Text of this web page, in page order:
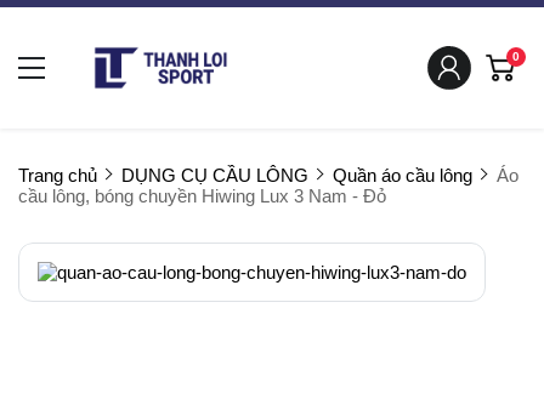
0
Trang chủ DỤNG CỤ CẦU LÔNG Quần áo cầu lông
Áo
cầu lông, bóng chuyền Hiwing Lux 3 Nam - Đỏ